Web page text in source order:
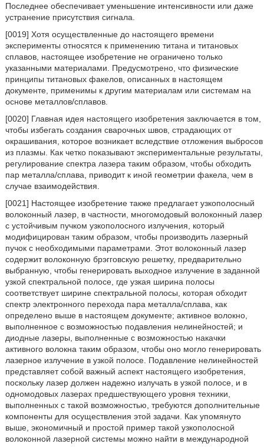
Последнее обеспечивает уменьшение интенсивности или даже
устранение присутствия сигнала.
[0019] Хотя осуществленные до настоящего времени
эксперименты относятся к применению титана и титановых
сплавов, настоящее изобретение не ограничено только
указанными материалами. Предусмотрено, что физические
принципы титановых факелов, описанных в настоящем
документе, применимы к другим материалам или системам на
основе металлов/сплавов.
[0020] Главная идея настоящего изобретения заключается в том,
чтобы избегать создания сварочных швов, страдающих от
окрашивания, которое возникает вследствие отложения выбросов
из плазмы. Как четко показывают экспериментальные результаты,
регулирование спектра лазера таким образом, чтобы обходить
пар металла/сплава, приводит к иной геометрии факела, чем в
случае взаимодействия.
[0021] Настоящее изобретение также предлагает узкополосный
волоконный лазер, в частности, многомодовый волоконный лазер
с устойчивым пучком узкополосного излучения, который
модифицирован таким образом, чтобы производить лазерный
пучок с необходимыми параметрами. Этот волоконный лазер
содержит волоконную брэгговскую решетку, предварительно
выбранную, чтобы генерировать выходное излучение в заданной
узкой спектральной полосе, где узкая ширина полосы
соответствует ширине спектральной полосы, которая обходит
спектр электронного перехода пара металла/сплава, как
определено выше в настоящем документе; активное волокно,
выполненное с возможностью подавления нелинейностей; и
диодные лазеры, выполненные с возможностью накачки
активного волокна таким образом, чтобы оно могло генерировать
лазерное излучение в узкой полосе. Подавление нелинейностей
представляет собой важный аспект настоящего изобретения,
поскольку лазер должен надежно излучать в узкой полосе, и в
одномодовых лазерах предшествующего уровня техники,
выполненных с такой возможностью, требуются дополнительные
компоненты для осуществления этой задачи. Как упомянуто
выше, экономичный и простой пример такой узкополосной
волоконной лазерной системы можно найти в международной